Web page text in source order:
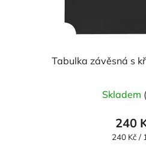
Tabulka závěsná s
Skladem
240
Měrná
240 Kč /